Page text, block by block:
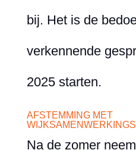
bij. Het is de
verkennende
2025 starten.
AFSTEMMING MET
Na de zomer